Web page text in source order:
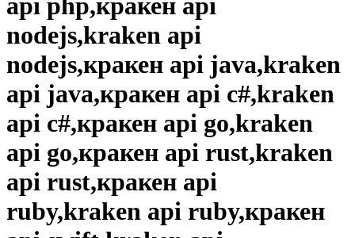
api php,кракен api
nodejs,kraken api
nodejs,кракен api java,kraken
api java,кракен api c#,kraken
api c#,кракен api go,kraken
api go,кракен api rust,kraken
api rust,кракен api
ruby,kraken api ruby,кракен